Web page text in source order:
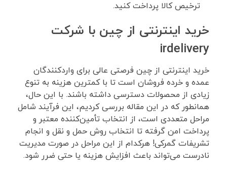
ترخیص کالا پرداخت کنید.
خرید اینترنتی از چین با شرکت
irdelivery
خرید اینترنتی از چین فرصتی عالی برای واردکنندگان
عمده و خرده‌ فروشان است تا با کمترین هزینه به تنوع
زیادی از محصولات دسترسی داشته باشند. با این حال،
همانطور که در این مقاله بررسی کردیم، این فرآیند شامل
مراحل متعددی است، از انتخاب تأمین‌کننده معتبر و
پرداخت امن گرفته تا انتخاب روش حمل ‌و نقل و انجام
تشریفات گمرکی! هرکدام از این مراحل در صورت مدیریت
نادرست می‌تواند باعث افزایش هزینه یا حتی ضرر شود.